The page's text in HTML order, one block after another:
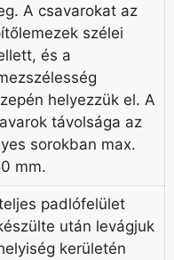
A csavarokat az
szélei
és a
helyezzük el. A
távolsága az
sorokban max.
mm.
padlófelület
után levágjuk
kerületén